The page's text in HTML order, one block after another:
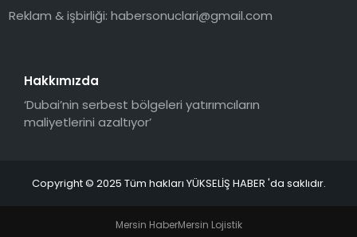
Reklam & işbirliği:habersonuclari@gmail.com
Hakkımızda
‘Dubai’nin serbest bölgeleri yatırımcıların
maliyetlerini azaltıyor’
Copyright © 2025 Tüm hakları YÜKSELİŞ HABER 'da saklıdır.
Mersin HaberMersin Lojistik